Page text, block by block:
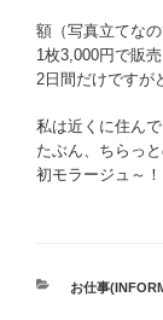
額（写真立てな
1枚3,000円で販
2日間だけですが
私は近くに住ん
たぶん、ちらっ
初モラージュ～！
カ
お仕事